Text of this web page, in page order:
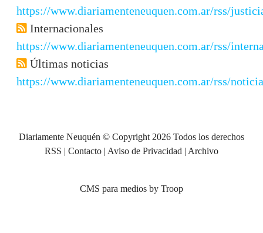
https://www.diariamenteneuquen.com.ar/rss/
Internacionales
https://www.diariamenteneuquen.com.ar/rss/
Últimas noticias
https://www.diariamenteneuquen.com.ar/rss/
Diariamente Neuquén © Copyright 2026 Todos los derechos
RSS | Contacto | Aviso de Privacidad | Archivo
CMS para medios by Troop